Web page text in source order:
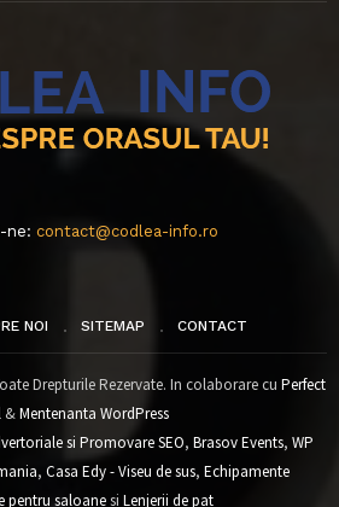
ne: contact@codlea-info.ro
NOI SITEMAP CONTACT
Drepturile Rezervate. In colaborare cu Perfect
&Mentenanta WordPress
si Promovare SEO, Brasov Events, WP
, Casa Edy - Viseu de sus, Echipamente
pentru saloanesi Lenjerii de pat